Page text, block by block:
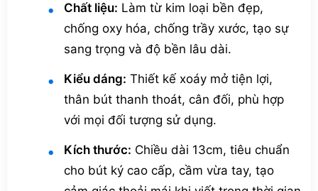
Chất liệu: Làm từ kim loại bền đẹp,
chống oxy hóa, chống trầy xước, tạo sự
sang trọng và độ bền lâu dài.
Kiểu dáng: Thiết kế xoáy mở tiện lợi,
thân bút thanh thoát, cân đối, phù hợp
với mọi đối tượng sử dụng.
Kích thước: Chiều dài 13cm, tiêu chuẩn
cho bút ký cao cấp, cầm vừa tay, tạo